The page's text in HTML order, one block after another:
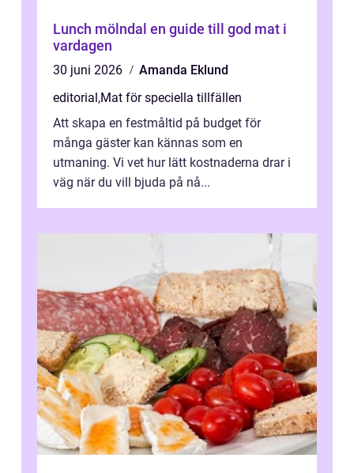
Lunch mölndal en guide till god mat i
vardagen
30 juni 2026
Amanda Eklund
editorial,Mat för speciella tillfällen
Att skapa en festmåltid på budget för
många gäster kan kännas som en
utmaning. Vi vet hur lätt kostnaderna drar i
väg när du vill bjuda på nå...